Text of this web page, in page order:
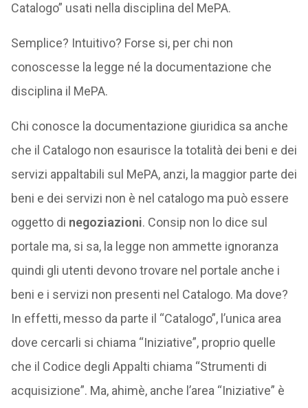
Catalogo” usati nella disciplina del MePA.
Semplice? Intuitivo? Forse si, per chi non
conoscesse la legge né la documentazione che
disciplina il MePA.
Chi conosce la documentazione giuridica sa anche
che il Catalogo non esaurisce la totalità dei beni e dei
servizi appaltabili sul MePA, anzi, la maggior parte dei
beni e dei servizi non è nel catalogo ma può essere
oggetto di negoziazioni. Consip non lo dice sul
portale ma, si sa, la legge non ammette ignoranza
quindi gli utenti devono trovare nel portale anche i
beni e i servizi non presenti nel Catalogo. Ma dove?
In effetti, messo da parte il “Catalogo”, l’unica area
dove cercarli si chiama “Iniziative”, proprio quelle
che il Codice degli Appalti chiama “Strumenti di
acquisizione”. Ma, ahimè, anche l’area “Iniziative” è